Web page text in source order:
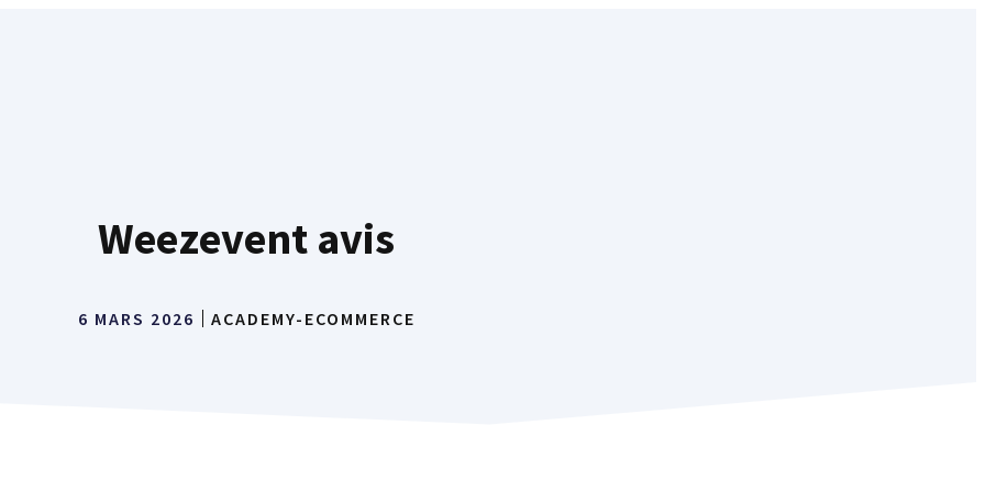
Weezevent avis
6 MARS 2026 ACADEMY-ECOMMERCE